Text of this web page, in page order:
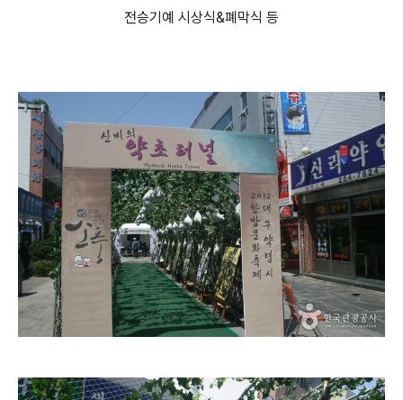
전승기예 시상식&폐막식 등